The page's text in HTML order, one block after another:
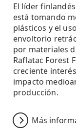
El líder
está tomando
plásticos y el
envoltorio
por materiales
Raflatac Forest
creciente
impacto
producción.
Más